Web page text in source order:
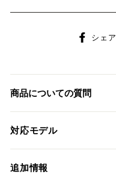
シェア
商品についての質問
対応モデル
KTM
追加情報